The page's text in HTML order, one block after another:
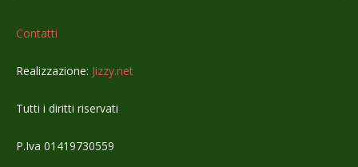
Contatti
Realizzazione: Jizzy.net
Tutti i diritti riservati
P.Iva 01419730559